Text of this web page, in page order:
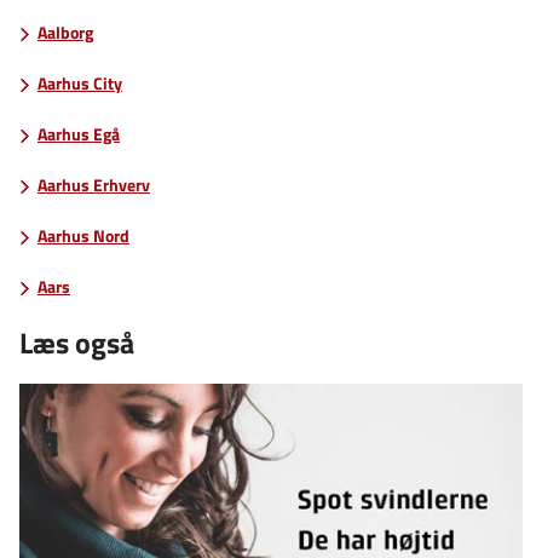
Aalborg
Aarhus City
Aarhus Egå
Aarhus Erhverv
Aarhus Nord
Aars
Læs også